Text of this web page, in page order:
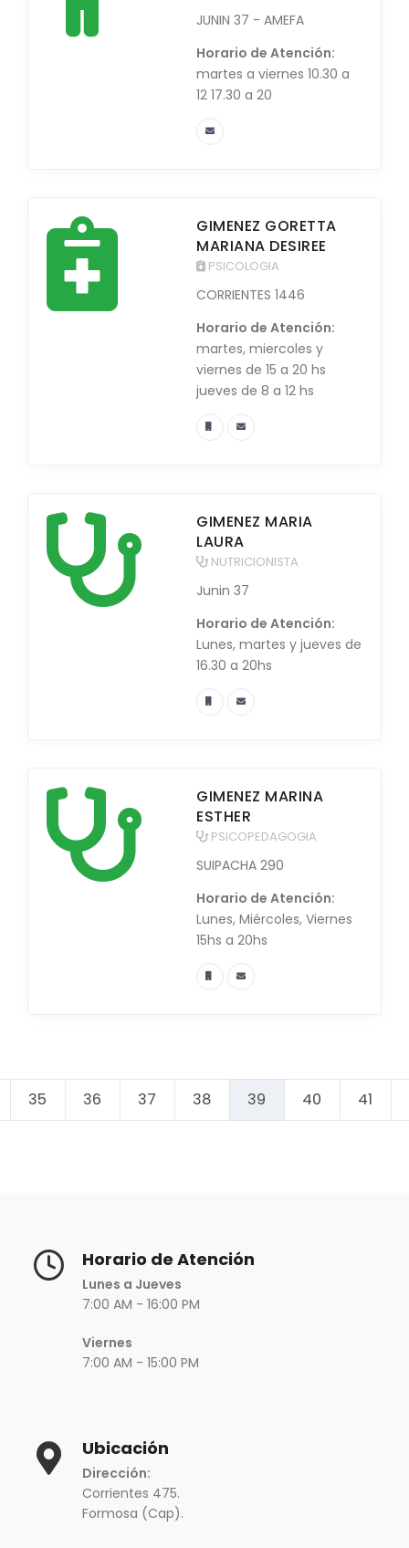
JUNIN 37 - AMEFA
Horario de Atención:
martes a viernes 10.30 a
12 17.30 a 20
GIMENEZ GORETTA
MARIANA DESIREE
PSICOLOGIA
CORRIENTES 1446
Horario de Atención:
martes, miercoles y
viernes de 15 a 20 hs
jueves de 8 a 12 hs
GIMENEZ MARIA
LAURA
NUTRICIONISTA
Junin 37
Horario de Atención:
Lunes, martes y jueves de
16.30 a 20hs
GIMENEZ MARINA
ESTHER
PSICOPEDAGOGIA
SUIPACHA 290
Horario de Atención:
Lunes, Miércoles, Viernes
15hs a 20hs
35 36 37 38 39 40 41
Horario de Atención
Lunes a Jueves
7:00 AM - 16:00 PM
Viernes
7:00 AM - 15:00 PM
Ubicación
Dirección:
Corrientes 475.
Formosa (Cap).